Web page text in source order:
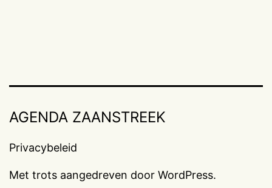
AGENDA ZAANSTREEK
Privacybeleid
Met trots aangedreven door WordPress.